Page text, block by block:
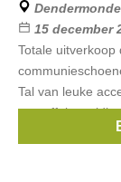
Dendermonde
15 december
Totale
Tal van leuke
pantoffels,
Liu